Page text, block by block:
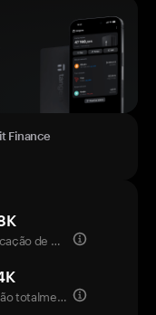
Finance
Classificação de mercado
Avaliação totalmente diluída